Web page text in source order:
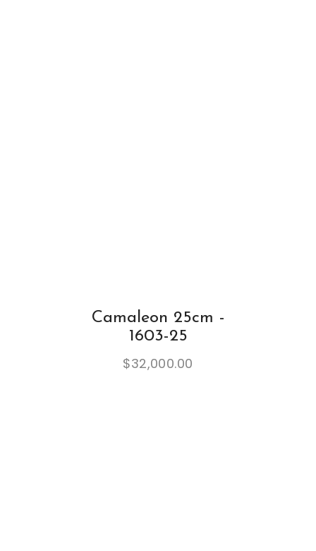
Camaleon 25cm -
1603-25
$32,000.00